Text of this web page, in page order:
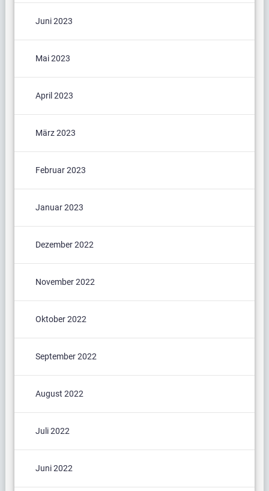
Juni 2023
Mai 2023
April 2023
März 2023
Februar 2023
Januar 2023
Dezember 2022
November 2022
Oktober 2022
September 2022
August 2022
Juli 2022
Juni 2022